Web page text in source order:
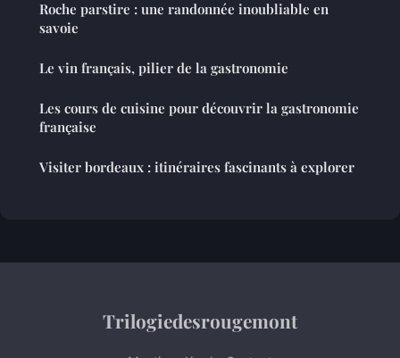
Roche parstire : une randonnée inoubliable en
savoie
Le vin français, pilier de la gastronomie
Les cours de cuisine pour découvrir la gastronomie
française
Visiter bordeaux : itinéraires fascinants à explorer
Trilogiedesrougemont